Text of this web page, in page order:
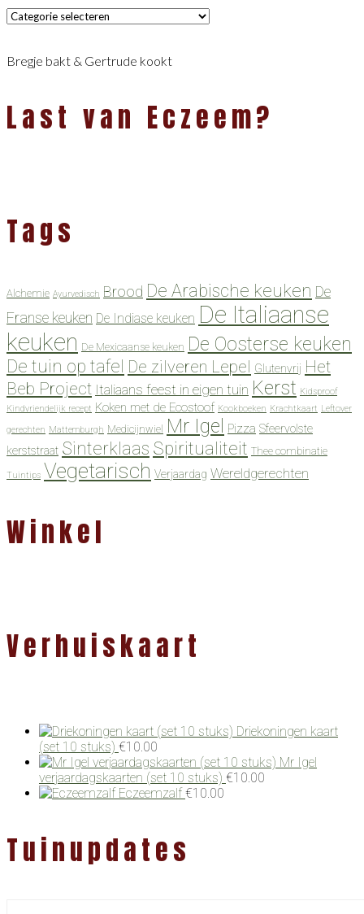
Categorieën
Bregje bakt & Gertrude kookt
Last van Eczeem?
Tags
Alchemie Ayurvedisch Brood De Arabische keuken De
Franse keuken De Indiase keuken De Italiaanse
keuken De Mexicaanse keuken De Oosterse keuken
De tuin op tafel De zilveren Lepel Glutenvrij Het
Beb Project Italiaans feest in eigen tuin Kerst Kidsproof
Kindvriendelijk recept Koken met de Ecostoof Kookboeken Krachtkaart Leftover
gerechten Mattemburgh Medicijnwiel Mr Igel Pizza Sfeervolste
kerststraat Sinterklaas Spiritualiteit Thee combinatie
Tuintips Vegetarisch Verjaardag Wereldgerechten
Winkel
Verhuiskaart
Driekoningen kaart
(set 10 stuks) €10.00
Mr Igel
verjaardagskaarten (set 10 stuks) €10.00
Eczeemzalf €10.00
Tuinupdates